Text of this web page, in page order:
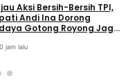
Aksi Bersih-Bersih TPI,
Andi Ina Dorong
Gotong Royong Jaga
jam lalu